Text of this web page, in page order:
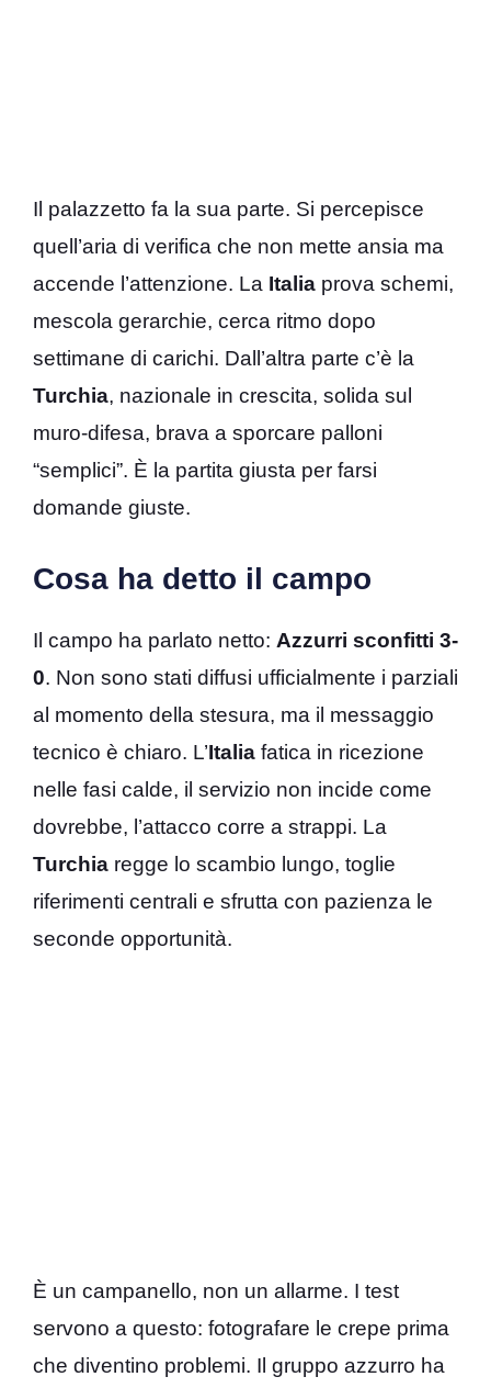
Il palazzetto fa la sua parte. Si percepisce
quell’aria di verifica che non mette ansia ma
accende l’attenzione. La Italia prova schemi,
mescola gerarchie, cerca ritmo dopo
settimane di carichi. Dall’altra parte c’è la
Turchia, nazionale in crescita, solida sul
muro-difesa, brava a sporcare palloni
“semplici”. È la partita giusta per farsi
domande giuste.
Cosa ha detto il campo
Il campo ha parlato netto: Azzurri sconfitti 3-
0. Non sono stati diffusi ufficialmente i parziali
al momento della stesura, ma il messaggio
tecnico è chiaro. L’Italia fatica in ricezione
nelle fasi calde, il servizio non incide come
dovrebbe, l’attacco corre a strappi. La
Turchia regge lo scambio lungo, toglie
riferimenti centrali e sfrutta con pazienza le
seconde opportunità.
È un campanello, non un allarme. I test
servono a questo: fotografare le crepe prima
che diventino problemi. Il gruppo azzurro ha